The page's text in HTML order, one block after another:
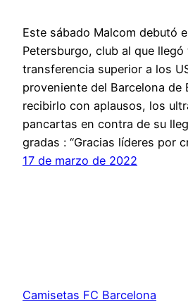
Este sábado Malcom debutó
Petersburgo, club al que llegó
transferencia superior a los
proveniente del Barcelona de
recibirlo con aplausos, los
pancartas en contra de su
gradas : “Gracias líderes por
17 de marzo de 2022
Camisetas FC Barcelona